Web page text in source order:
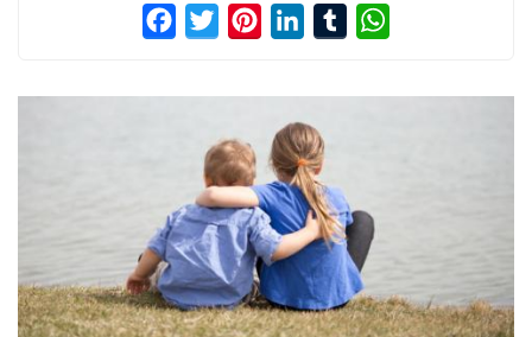
FacebookTwitterPinterestLinkedInTumblr